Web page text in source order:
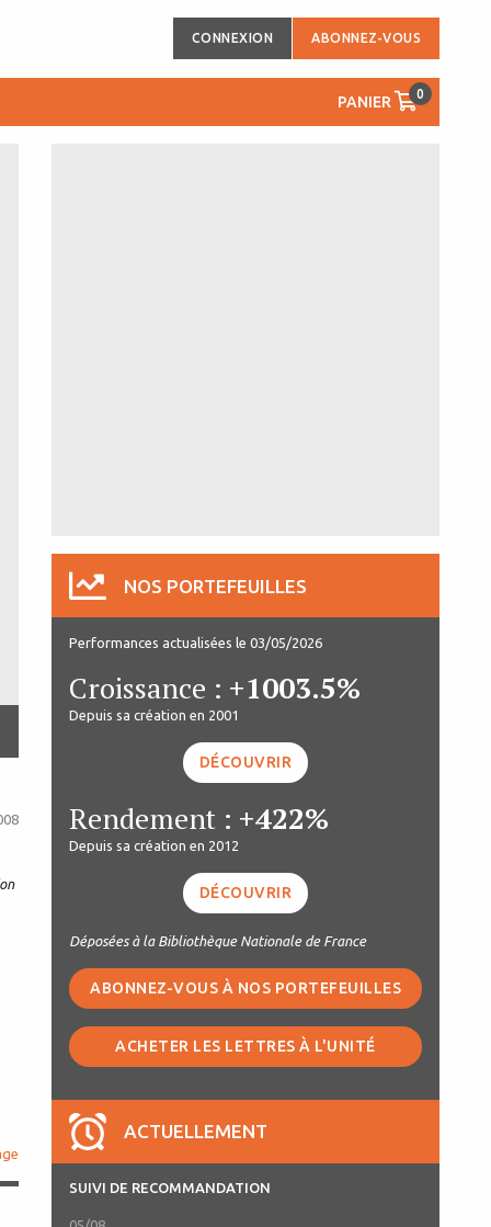
CONNEXION ABONNEZ-VOUS
PANIER 0
NOS PORTEFEUILLES
Performances actualisées le 03/05/2026
Croissance : +1003.5%
Depuis sa création en 2001
DÉCOUVRIR
Rendement : +422%
Depuis sa création en 2012
DÉCOUVRIR
Déposées à la Bibliothèque Nationale de France
ABONNEZ-VOUS À NOS PORTEFEUILLES
ACHETER LES LETTRES À L'UNITÉ
ACTUELLEMENT
SUIVI DE RECOMMANDATION